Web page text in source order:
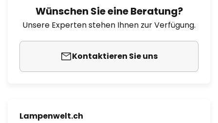
Wünschen Sie eine Beratung?
Unsere Experten stehen Ihnen zur Verfügung.
Kontaktieren Sie uns
Lampenwelt.ch